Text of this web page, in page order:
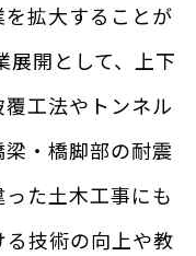
拡大することが
展開として、上下
工法やトンネル
・橋脚部の耐震
た土木工事にも
技術の向上や教